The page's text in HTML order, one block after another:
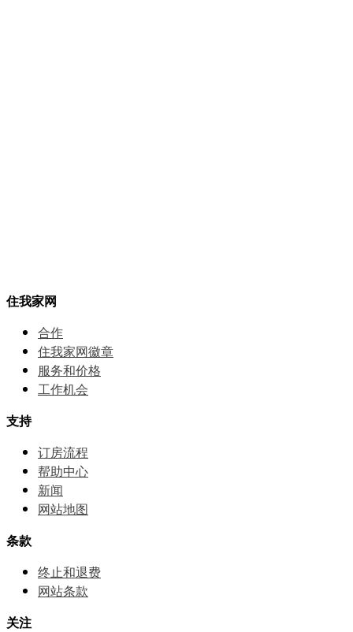
住我家网
合作
住我家网徽章
服务和价格
⼯作机会
支持
订房流程
帮助中⼼
新闻
网站地图
条款
终止和退费
网站条款
关注